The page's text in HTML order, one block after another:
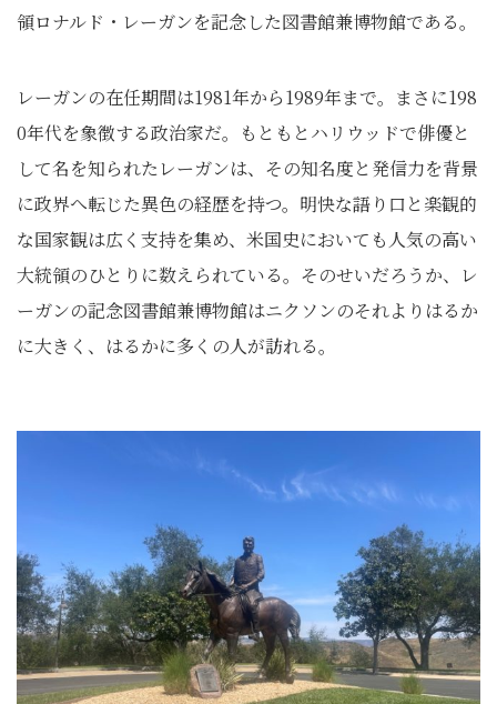
領ロナルド・レーガンを記念した図書館兼博物館である。
レーガンの在任期間は1981年から1989年まで。まさに198
0年代を象徴する政治家だ。もともとハリウッドで俳優と
して名を知られたレーガンは、その知名度と発信力を背景
に政界へ転じた異色の経歴を持つ。明快な語り口と楽観的
な国家観は広く支持を集め、米国史においても人気の高い
大統領のひとりに数えられている。そのせいだろうか、レ
ーガンの記念図書館兼博物館はニクソンのそれよりはるか
に大きく、はるかに多くの人が訪れる。